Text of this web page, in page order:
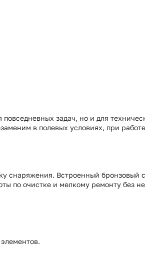
задач, но и для
в полевых условиях, при
снаряжения. Встроенный бронзовый
по очистке и мелкому ремонту без